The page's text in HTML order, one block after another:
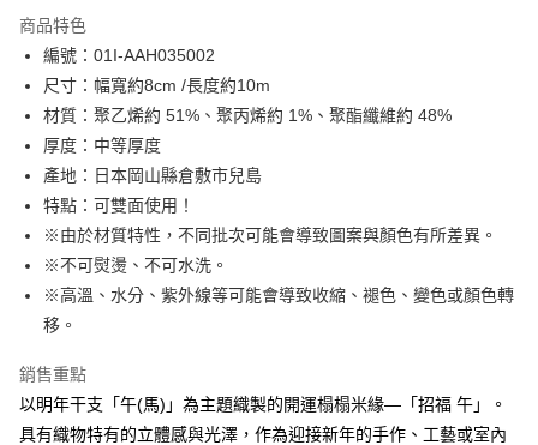
Apple Pay
街口支付
Google Pay
大哥付你分期
相關說明
【大哥付你分期使用說明】
1.本服務由台灣大哥大提供，台灣大哥大用戶可立即使用無須另外申請。
流程，驗證手機門號後，選擇欲分期的期數、繳款截止日，確認付款後即完
成交易。
4.訂單成立30分鐘內，如未前往確認交易或遇審核未通過，訂單將自動取
法說明評估內容。
【繳款方式說明】
AFTEE先享後付
相關說明
【關於「AFTEE先享後付」】
AFTEE先享後付是「在收到商品之後才付款」的支付方式。 讓您購物簡單
１．簡單：不需註冊會員、不需綁卡、不需儲值。
２．便利：只要手機號碼，簡訊認證，即可結帳。
ATM付款
全家取貨付款
商品特色
編號：01I-AAH035002
尺寸：幅寬約8cm /長度約10m
材質：聚乙烯約 51%、聚丙烯約 1%、聚酯纖維約 48%
厚度：中等厚度
產地：日本岡山縣倉敷市兒島
特點：可雙面使用！
※由於材質特性，不同批次可能會導致圖案與顏色有所差異。
※不可熨燙、不可水洗。
※高溫、水分、紫外線等可能會導致收縮、褪色、變色或顏色轉
移。
銷售重點
以明年干支「午(馬)」為主題織製的開運榻榻米緣—「招福 午」。
具有織物特有的立體感與光澤，作為迎接新年的手作、工藝或室內